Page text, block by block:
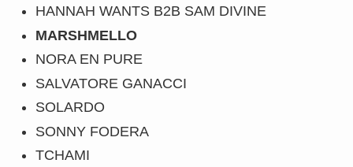
HANNAH WANTS B2B SAM DIVINE
MARSHMELLO
NORA EN PURE
SALVATORE GANACCI
SOLARDO
SONNY FODERA
TCHAMI